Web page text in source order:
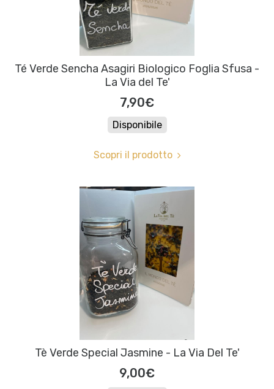
Té Verde Sencha Asagiri Biologico Foglia Sfusa -
La Via del Te'
7,90€
Disponibile
Scopri il prodotto
Tè Verde Special Jasmine - La Via Del Te'
9,00€